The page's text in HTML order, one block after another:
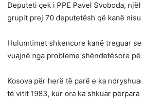
Deputeti çek i PPE Pavel Svoboda,
grupit prej 70 deputetësh që kanë
Hulumtimet shkencore kanë treguar
vuajnë nga probleme shëndetësore
Kosova për herë të parë e ka
të vitit 1983, kur ora ka shkuar